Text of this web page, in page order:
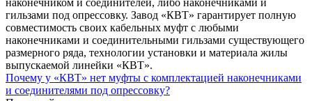
наконечником и соединителей, либо наконечниками и
гильзами под опрессовку. Завод «КВТ» гарантирует полную
совместимость своих кабельных муфт с любыми
наконечниками и соединительными гильзами существующего
размерного ряда, технологии установки и материала жилы
выпускаемой линейки «КВТ».
Почему у «КВТ» нет муфты с комплектацией наконечниками
и соединителями под опрессовку?